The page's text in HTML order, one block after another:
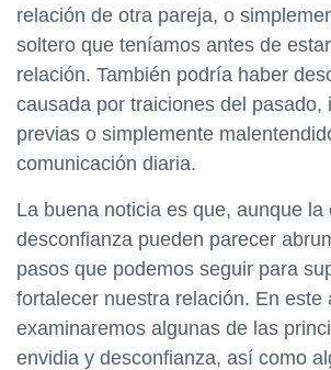
relación de otra pareja, o
soltero que teníamos antes de
relación. También podría haber
causada por traiciones del pasado,
previas o simplemente
comunicación diaria.
La buena noticia es que, aunque la
desconfianza pueden parecer
pasos que podemos seguir para
fortalecer nuestra relación. En este
examinaremos algunas de las
envidia y desconfianza, así como